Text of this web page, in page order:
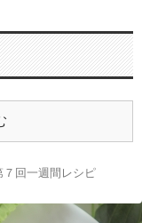
７回一週間レシピ